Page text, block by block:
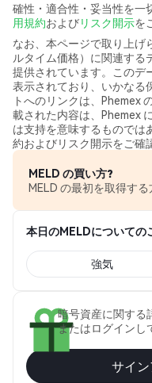
確性・適合性・妥当性を一
用規約およびリスク開示を
なお、本ページで取り上げ
ルタイム価格）に関連する
提供されています。このデ
表示されており、いかなる
トへのリンクは、Phemex
載された内容は、Phemex
は支持を意味するものでは
約およびリスク開示をご確
MELD の買い方?
MELD の最初を取得する
本日のMELDについての
強気
暗号資産に関する
またはログインし
サイ